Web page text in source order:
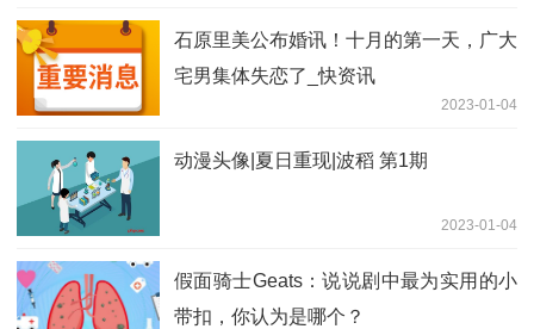
石原里美公布婚讯！十月的第一天，广大
宅男集体失恋了_快资讯
2023-01-04
动漫头像|夏日重现|波稻 第1期
2023-01-04
假面骑士Geats：说说剧中最为实用的小
带扣，你认为是哪个？